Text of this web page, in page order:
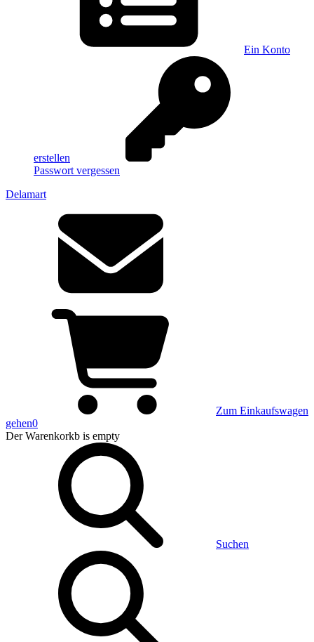
Ein Konto
erstellen
Passwort vergessen
Delamart
Zum Einkaufswagen
gehen0
Der Warenkorkb is empty
Suchen